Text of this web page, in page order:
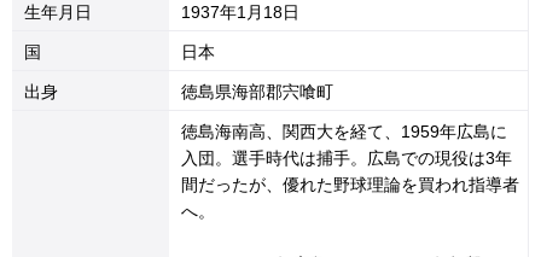
生年月日 1937年1月18日
国 日本
出身 徳島県海部郡宍喰町
徳島海南高、関西大を経て、1959年広島に
入団。選手時代は捕手。広島での現役は3年
間だったが、優れた野球理論を買われ指導者
へ。